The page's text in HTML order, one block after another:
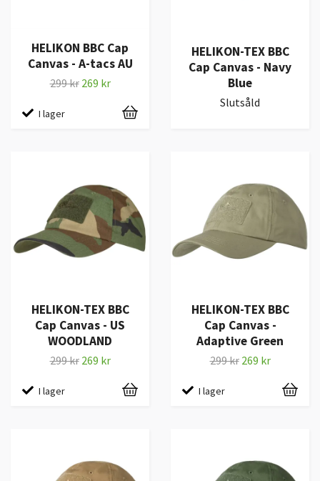
HELIKON BBC Cap
Canvas - A-tacs AU
299 kr 269 kr
I lager
HELIKON-TEX BBC
Cap Canvas - Navy
Blue
Slutsåld
HELIKON-TEX BBC
Cap Canvas - US
WOODLAND
299 kr 269 kr
I lager
HELIKON-TEX BBC
Cap Canvas -
Adaptive Green
299 kr 269 kr
I lager